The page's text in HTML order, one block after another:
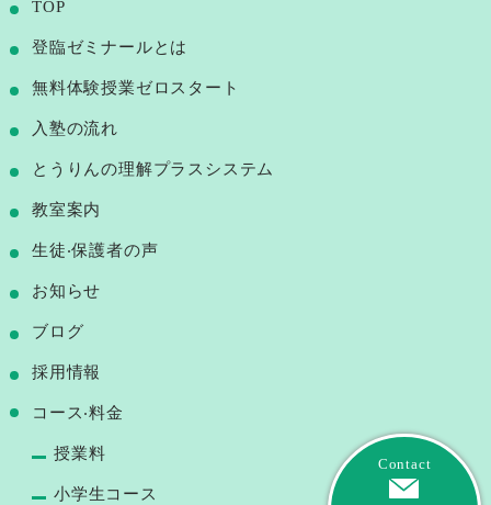
TOP
登臨ゼミナールとは
無料体験授業ゼロスタート
⼊塾の流れ
とうりんの理解プラスシステム
教室案内
⽣徒‧保護者の声
お知らせ
ブログ
採用情報
コース‧料⾦
授業料
小学生コース
Contact